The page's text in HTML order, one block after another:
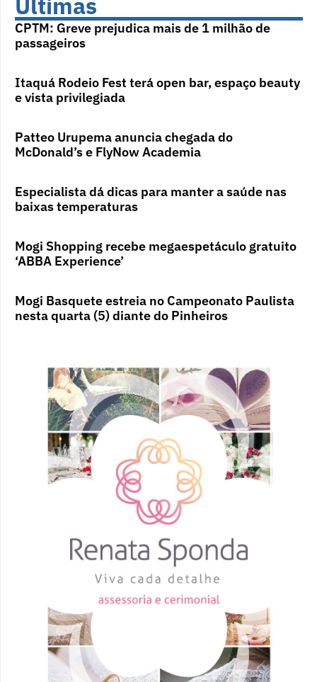
CPTM: Greve prejudica mais de 1 milhão de
passageiros
Itaquá Rodeio Fest terá open bar, espaço beauty
e vista privilegiada
Patteo Urupema anuncia chegada do
McDonald’s e FlyNow Academia
Especialista dá dicas para manter a saúde nas
baixas temperaturas
Mogi Shopping recebe megaespetáculo gratuito
‘ABBA Experience’
Mogi Basquete estreia no Campeonato Paulista
nesta quarta (5) diante do Pinheiros